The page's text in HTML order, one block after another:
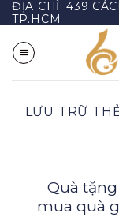
Bỏ
qua
nội
dung
ĐỊA CHỈ: 439
TP.HCM
LƯU TRỮ
Quà
mua quà